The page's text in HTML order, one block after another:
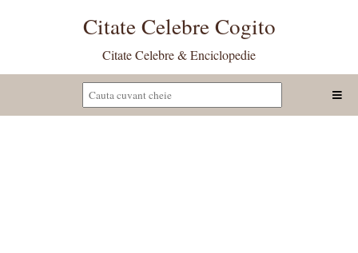
Citate Celebre Cogito
Citate Celebre & Enciclopedie